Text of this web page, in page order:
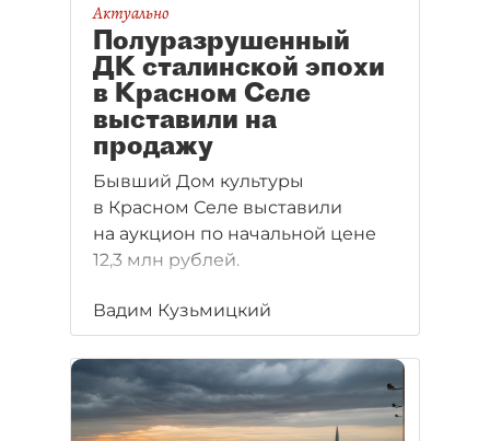
Актуально
Полуразрушенный
ДК сталинской эпохи
в Красном Селе
выставили на
продажу
Бывший Дом культуры
в Красном Селе выставили
на аукцион по начальной цене
12,3 млн рублей.
Вадим Кузьмицкий